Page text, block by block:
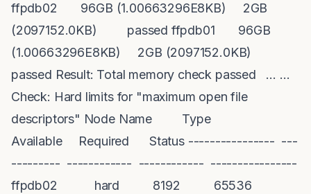
ffpdb02 96GB (1.00663296E8KB) 2GB
(2097152.0KB) passed ffpdb01 96GB
(1.00663296E8KB) 2GB (2097152.0KB)
passed Result: Total memory check passed … …
Check: Hard limits for "maximum open file
descriptors" Node Name Type
Available Required Status ---------------- ---
--------- ------------ ------------ ----------------
ffpdb02 hard 8192 65536